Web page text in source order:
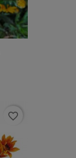
favorite_border